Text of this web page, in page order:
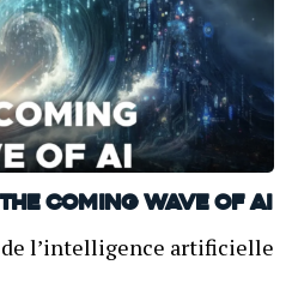
coming wave of AI
de l’intelligence artificielle